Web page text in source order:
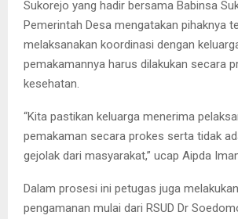
Sukorejo yang hadir bersama Babinsa
Pemerintah Desa mengatakan pihaknya
melaksanakan koordinasi dengan
pemakamannya harus dilakukan secara
kesehatan.
“Kita pastikan keluarga menerima
pemakaman secara prokes serta tidak
gejolak dari masyarakat,” ucap Aipda
Dalam prosesi ini petugas juga
pengamanan mulai dari RSUD Dr